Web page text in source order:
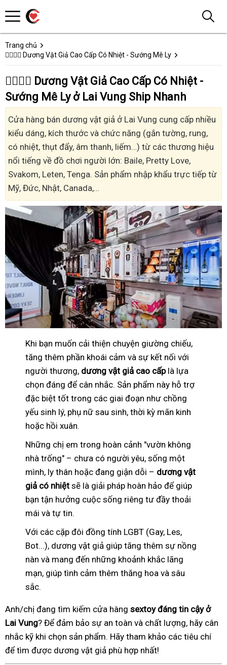
Trang chủ
👩‍❤️‍💋‍👨 Dương Vật Giả Cao Cấp Có Nhiệt - Sướng Mê Ly
👩‍❤️‍💋‍👨 Dương Vật Giả Cao Cấp Có Nhiệt -
Sướng Mê Ly ở Lai Vung Ship Nhanh
Cửa hàng bán dương vật giả ở Lai Vung cung cấp nhiều
kiểu dáng, kích thước và chức năng (gắn tường, rung,
có nhiệt, thụt đẩy, âm thanh, liếm…) từ các thương hiệu
nổi tiếng về đồ chơi người lớn: Baile, Pretty Love,
Svakom, Leten, Tenga. Sản phẩm nhập khẩu trực tiếp từ
Mỹ, Đức, Nhật, Canada,…
Khi bạn muốn cải thiện chuyện giường chiếu,
tăng thêm phần khoái cảm và sự kết nối với
người thương, dương vật giả cao cấplà lựa
chọn đáng để cân nhắc. Sản phẩm này hỗ trợ
đặc biệt tốt trong các giai đoạn như chồng
yếu sinh lý, phụ nữ sau sinh, thời kỳ mãn kinh
hoặc hồi xuân.
Những chị em trong hoàn cảnh "vườn không
nhà trống" – chưa có người yêu, sống một
mình, ly thân hoặc đang giận dỗi – dương vật
giả có nhiệt sẽ là giải pháp hoàn hảo để giúp
bạn tận hưởng cuộc sống riêng tư đầy thoải
mái và tự tin.
Với các cặp đôi đồng tính LGBT (Gay, Les,
Bot...), dương vật giả giúp tăng thêm sự nồng
nàn và mang đến những khoảnh khắc lãng
mạn, giúp tình cảm thêm thăng hoa và sâu
sắc.
Anh/chị đang tìm kiếm cửa hàng sextoy đáng tin cậy ở
Lai Vung? Để đảm bảo sự an toàn và chất lượng, hãy cân
nhắc kỹ khi chọn sản phẩm. Hãy tham khảo các tiêu chí
để tìm được dương vật giả phù hợp nhất!